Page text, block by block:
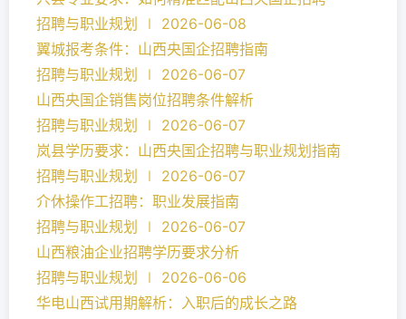
招聘与职业规划 ∣ 2026-06-08
翼城报考条件：山西央国企招聘指南
招聘与职业规划 ∣ 2026-06-07
山西央国企销售岗位招聘条件解析
招聘与职业规划 ∣ 2026-06-07
岚县学历要求：山西央国企招聘与职业规划指南
招聘与职业规划 ∣ 2026-06-07
介休操作工招聘：职业发展指南
招聘与职业规划 ∣ 2026-06-07
山西粮油企业招聘学历要求分析
招聘与职业规划 ∣ 2026-06-06
华电山西试用期解析：入职后的成长之路